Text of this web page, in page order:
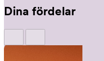
Dina fördelar